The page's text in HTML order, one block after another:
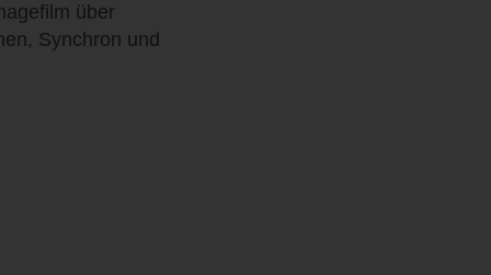
über
Synchron und